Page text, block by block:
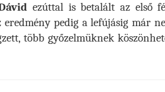
ezúttal is betalált az első
eredmény pedig a lefújásig már
több győzelmüknek